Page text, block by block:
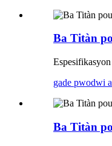
Ba Titàn
gade pwodwi a
Ba Titàn